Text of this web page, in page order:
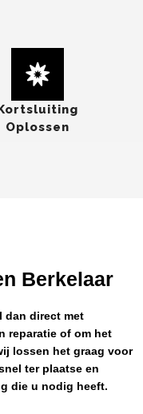
Oplossen
Berkelaar
dan direct met
reparatie of om het
lossen het graag voor
ter plaatse en
die u nodig heeft.